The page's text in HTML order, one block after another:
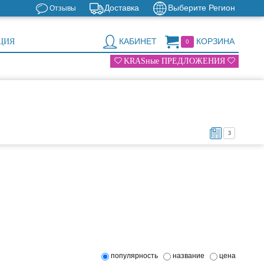
Выберите Регион
Доставка
Отзывы
0 КОРЗИНА
КАБИНЕТ
KRASные ПРЕДЛОЖЕНИЯ
3
популярность название цена